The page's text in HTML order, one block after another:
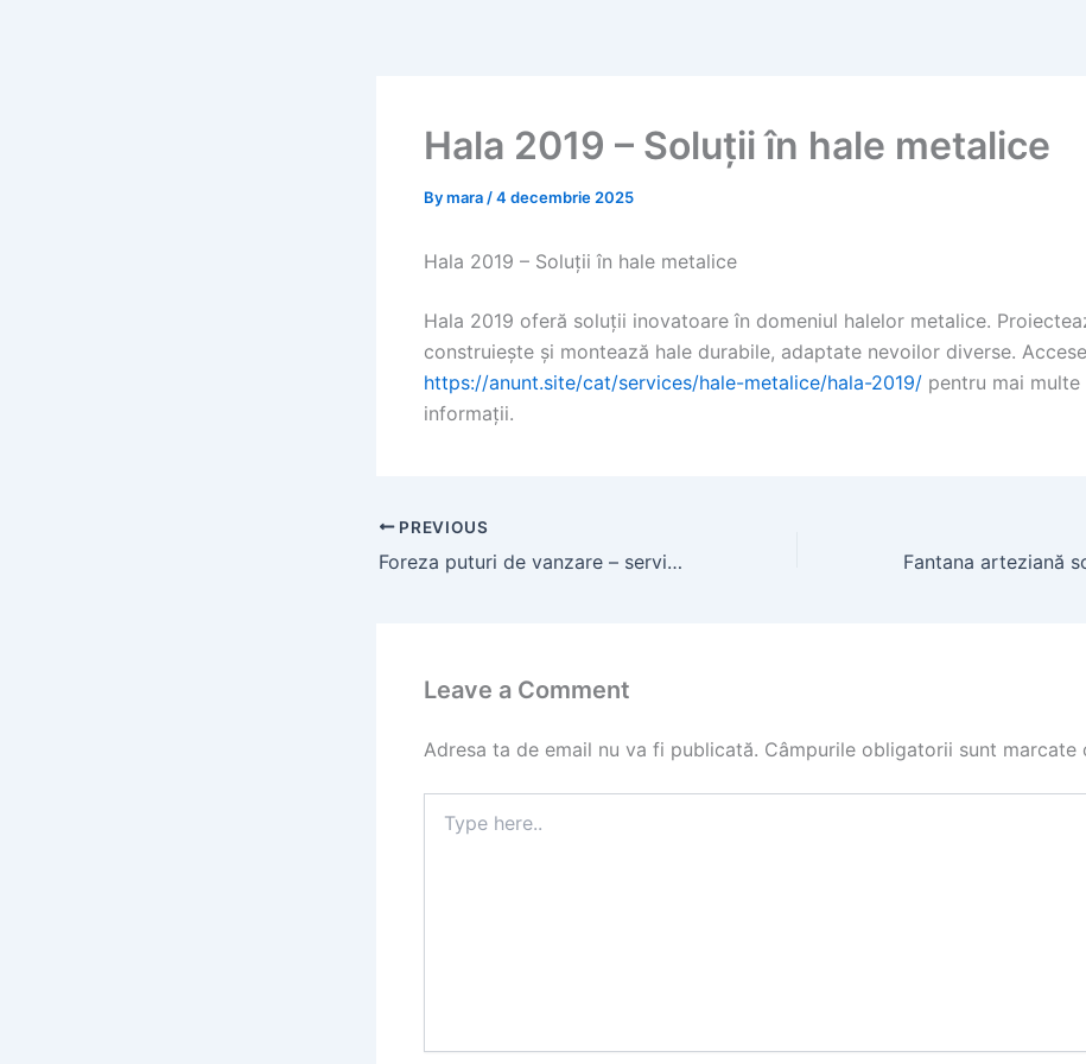
Hala 2019 – Soluții în hale metalice
Bymara /4 decembrie 2025
Hala 2019 – Soluții în hale metalice
Hala 2019 oferă soluții inovatoare în domeniul halelor metalice.
construiește și montează hale durabile, adaptate nevoilor diverse.
https://anunt.site/cat/services/hale-metalice/hala-2019/ pentru mai multe
informații.
PREVIOUS
Foreza puturi de vanzare – servicii profesionale pentru foraje puturi
Leave a Comment
Adresa ta de email nu va fi publicată. Câmpurile obligatorii sunt marcate
here..